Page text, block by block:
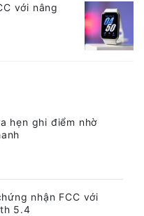
với nâng
hẹn ghi điểm nhờ
nhận FCC với
5.4